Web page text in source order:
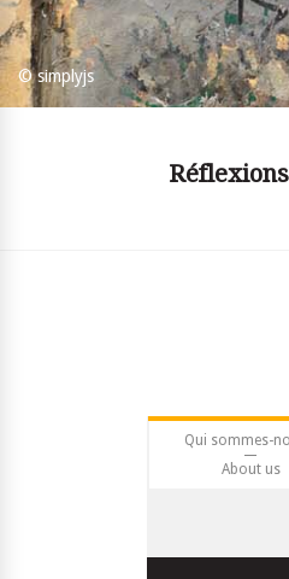
© simplyjs
Qui sommes-
About us